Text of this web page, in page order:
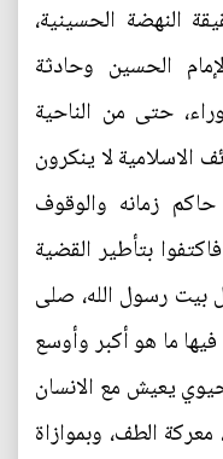
النهضة الحسينية،
الحسين وحادثة
حتى من الناحية
الاسلامية لا ينكرون
زمانه والوقوف
بتأطير القضية
بيت رسول الله، صلى
فيها ما هو أكبر وأوسع
يعيش مع الانسان
الطف، وبموازاة